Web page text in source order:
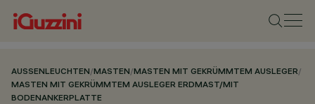
AUSSENLEUCHTEN/MASTEN/MASTEN MIT GEKRÜMMTEM AUSLEGER/
MASTEN MIT GEKRÜMMTEM AUSLEGER ERDMAST/MIT
BODENANKERPLATTE